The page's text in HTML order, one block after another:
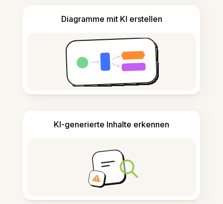
Diagramme mit KI erstellen
KI-generierte Inhalte erkennen